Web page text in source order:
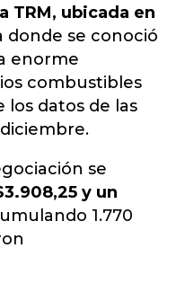
TRM, ubicada en
donde se conoció
enorme
combustibles
los datos de las
se
y un
1.770